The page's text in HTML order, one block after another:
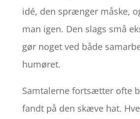
idé, den sprænger måske,
man igen. Den slags små
gør noget ved både
humøret.
Samtalerne fortsætter ofte
fandt på den skæve hat.